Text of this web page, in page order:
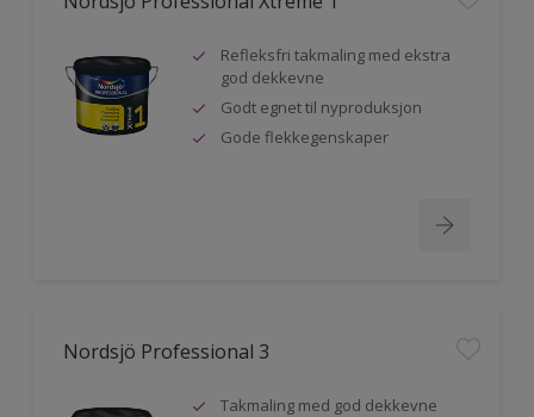
Refleksfri takmaling med ekstra
god dekkevne
Godt egnet til nyproduksjon
Gode flekkegenskaper
Nordsjö Professional 3
Takmaling med god dekkevne